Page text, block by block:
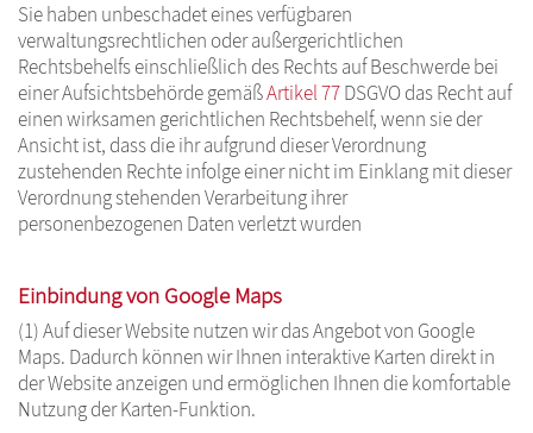
Sie haben unbeschadet eines verfügbaren
verwaltungsrechtlichen oder außergerichtlichen
Rechtsbehelfs einschließlich des Rechts auf Beschwerde bei
einer Aufsichtsbehörde gemäßArtikel 77DSGVO das Recht auf
einen wirksamen gerichtlichen Rechtsbehelf, wenn sie der
Ansicht ist, dass die ihr aufgrund dieser Verordnung
zustehenden Rechte infolge einer nicht im Einklang mit dieser
Verordnung stehenden Verarbeitung ihrer
personenbezogenen Daten verletzt wurden
Einbindung von Google Maps
(1) Auf dieser Website nutzen wir das Angebot von Google
Maps. Dadurch können wir Ihnen interaktive Karten direkt in
der Website anzeigen und ermöglichen Ihnen die komfortable
Nutzung der Karten-Funktion.